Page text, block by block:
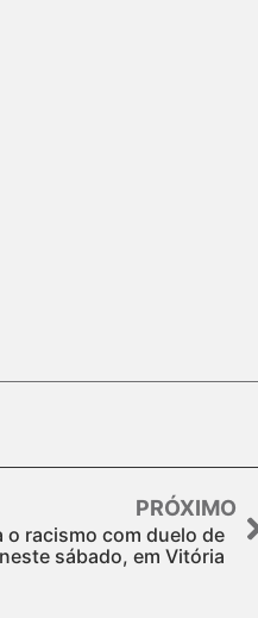
PRÓXIMO
racismo com duelo de
sábado, em Vitória